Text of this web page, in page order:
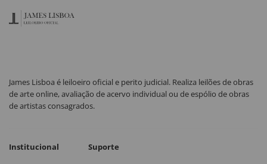
James Lisboa é leiloeiro oficial e perito judicial. Realiza leilões de obras
de arte online, avaliação de acervo individual ou de espólio de obras
de artistas consagrados.
Institucional Suporte